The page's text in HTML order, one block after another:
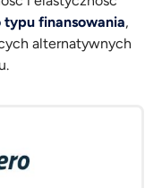
typu finansowania,
alternatywnych